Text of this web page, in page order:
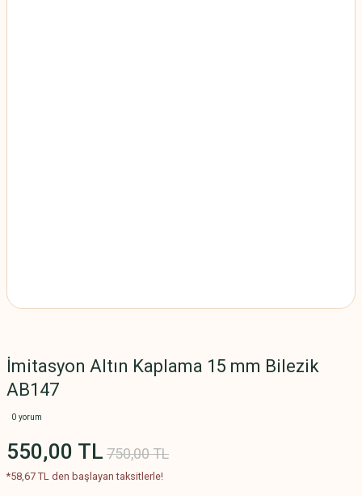
İmitasyon Altın Kaplama 15 mm Bilezik
AB147
0 yorum
550,00 TL 750,00 TL
*58,67 TL den başlayan taksitlerle!